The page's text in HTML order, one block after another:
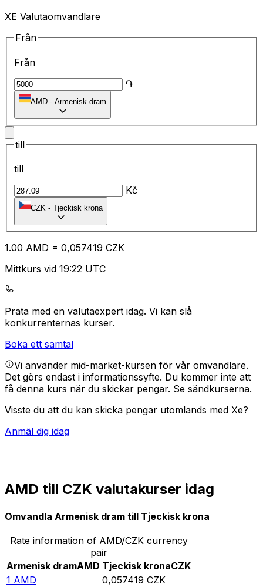
XE Valutaomvandlare
Från
Från
֏
AMD - Armenisk dram
till
till
Kč
CZK - Tjeckisk krona
1.00 AMD = 0,057419 CZK
Mittkurs vid 19:22 UTC
Prata med en valutaexpert idag. Vi kan slå
konkurrenternas kurser.
Boka ett samtal
Vi använder mid-market-kursen för vår omvandlare.
Det görs endast i informationssyfte. Du kommer inte att
få denna kurs när du skickar pengar. Se sändkurserna.
Visste du att du kan skicka pengar utomlands med Xe?
Anmäl dig idag
AMD till CZK valutakurser idag
Omvandla Armenisk dram till Tjeckisk krona
Rate information of AMD/CZK currency
pair
Armenisk dramAMD Tjeckisk kronaCZK
1 AMD 0,057419 CZK